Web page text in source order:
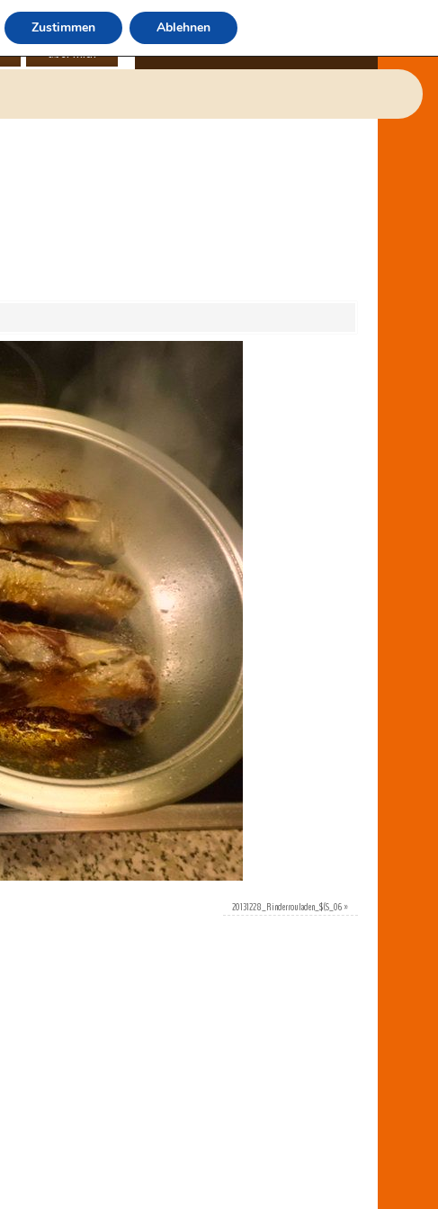
über mich
20131228_Rinderrouladen_$(S_06»
Zustimmen Ablehnen